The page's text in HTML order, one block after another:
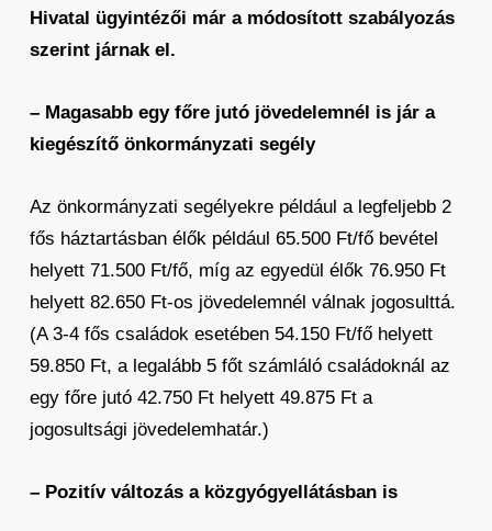
Hivatal ügyintézői már a módosított szabályozás
szerint járnak el.
– Magasabb egy főre jutó jövedelemnél is jár a
kiegészítő önkormányzati segély
Az önkormányzati segélyekre például a legfeljebb 2
fős háztartásban élők például 65.500 Ft/fő bevétel
helyett 71.500 Ft/fő, míg az egyedül élők 76.950 Ft
helyett 82.650 Ft-os jövedelemnél válnak jogosulttá.
(A 3-4 fős családok esetében 54.150 Ft/fő helyett
59.850 Ft, a legalább 5 főt számláló családoknál az
egy főre jutó 42.750 Ft helyett 49.875 Ft a
jogosultsági jövedelemhatár.)
– Pozitív változás a közgyógyellátásban is